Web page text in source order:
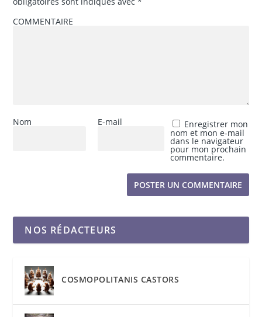
COMMENTAIRE
Nom E-mail Enregistrer mon
nom et mon e-mail
dans le navigateur
pour mon prochain
commentaire.
NOS RÉDACTEURS
COSMOPOLITANIS CASTORS